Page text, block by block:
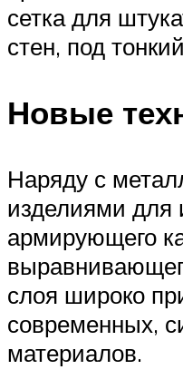
сетка для
стен, под
Новые
Наряду с
изделиями для
армирующего
слоя широко
современных,
материалов.